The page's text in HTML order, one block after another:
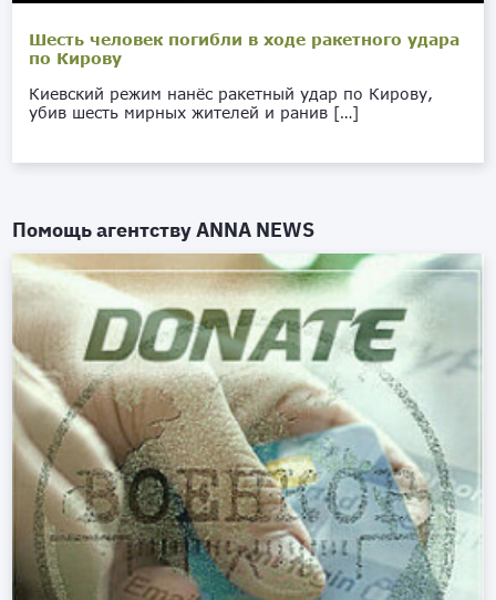
Шесть человек погибли в ходе ракетного удара
по Кирову
Киевский режим нанёс ракетный удар по Кирову,
убив шесть мирных жителей и ранив […]
Помощь агентствуANNA NEWS